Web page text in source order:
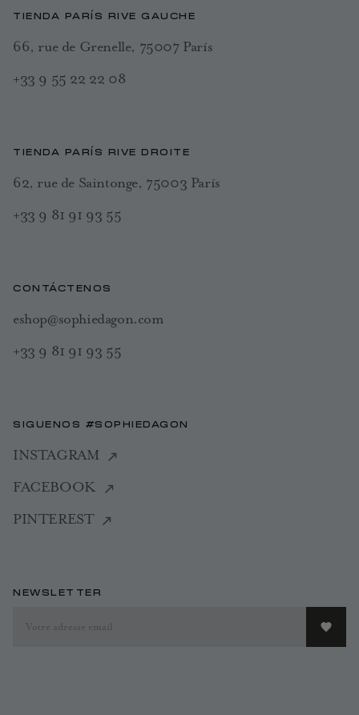
TIENDA PARÍS RIVE GAUCHE
66, rue de Grenelle, 75007 París
+33 9 55 22 22 08
TIENDA PARÍS RIVE DROITE
62, rue de Saintonge, 75003 París
+33 9 81 91 93 55
CONTÁCTENOS
eshop@sophiedagon.com
+33 9 81 91 93 55
SIGUENOS #SOPHIEDAGON
INSTAGRAM
FACEBOOK
PINTEREST
NEWSLETTER